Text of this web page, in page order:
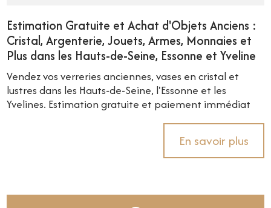
Estimation Gratuite et Achat d'Objets Anciens :
Cristal, Argenterie, Jouets, Armes, Monnaies et
Plus dans les Hauts-de-Seine, Essonne et Yveline
Vendez vos verreries anciennes, vases en cristal et
lustres dans les Hauts-de-Seine, l'Essonne et les
Yvelines. Estimation gratuite et paiement immédiat
En savoir plus